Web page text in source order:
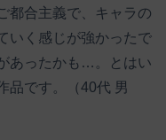
都合主義で、キャラの
いく感じが強かったで
あったかも…。とはい
品です。（40代 男